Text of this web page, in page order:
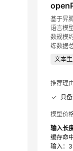
基于昇
语言模
数规模
练数据
文本
推荐理
具
模型价
输入长
缓存命
输入：